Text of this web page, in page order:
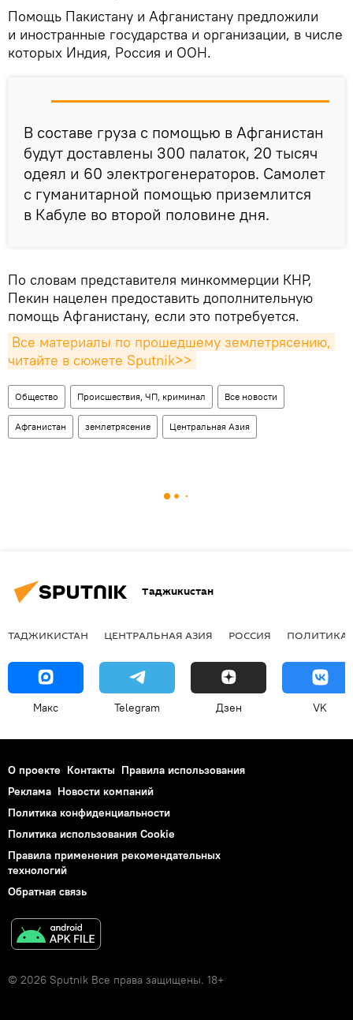
Помощь Пакистану и Афганистану предложили
и иностранные государства и организации, в числе
которых Индия, Россия и ООН.
В составе груза с помощью в Афганистан
будут доставлены 300 палаток, 20 тысяч
одеял и 60 электрогенераторов. Самолет
с гуманитарной помощью приземлится
в Кабуле во второй половине дня.
По словам представителя минкоммерции КНР,
Пекин нацелен предоставить дополнительную
помощь Афганистану, если это потребуется.
Все материалы по прошедшему землетрясению,
читайте в сюжете Sputnik>>
Общество Происшествия, ЧП, криминал Все новости
Афганистан землетрясение Центральная Азия
Таджикистан
ТАДЖИКИСТАН ЦЕНТРАЛЬНАЯ АЗИЯ РОССИЯ ПОЛИТИКА
Макс Telegram Дзен VK
О проекте Контакты Правила использования
Реклама Новости компаний
Политика конфиденциальности
Политика использования Cookie
Правила применения рекомендательных
технологий
Обратная связь
© 2026 Sputnik Все права защищены. 18+